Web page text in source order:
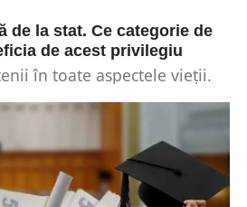
de la stat. Ce categorie de
de acest privilegiu
în toate aspectele vieții.